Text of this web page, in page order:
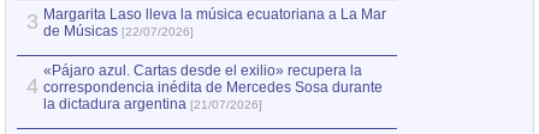
3 Margarita Laso lleva la música ecuatoriana a La Mar
de Músicas [22/07/2026]
4
«Pájaro azul. Cartas desde el exilio» recupera la
correspondencia inédita de Mercedes Sosa durante
la dictadura argentina [21/07/2026]